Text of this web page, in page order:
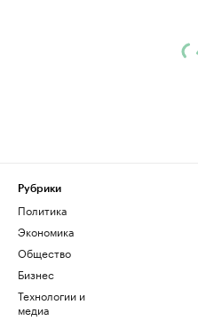
Рубрики
Политика
Экономика
Общество
Бизнес
Технологии и
медиа